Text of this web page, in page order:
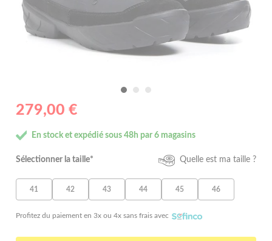
279,00 €
En stock et expédié sous 48h par 6 magasins
Sélectionner la taille* Quelle est ma taille ?
41 42 43 44 45 46
Profitez du paiement en 3x ou 4x sans frais avec